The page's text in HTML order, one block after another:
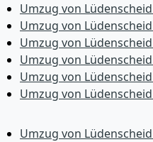
Umzug von
Umzug von
Umzug von
Umzug von
Umzug von
Umzug von
Umzug von